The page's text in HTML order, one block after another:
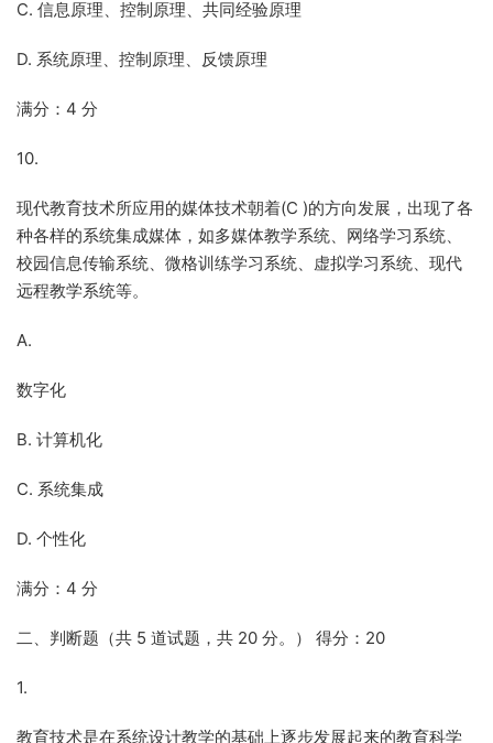
C. 信息原理、控制原理、共同经验原理
D. 系统原理、控制原理、反馈原理
满分：4 分
10.
现代教育技术所应用的媒体技术朝着(C )的方向发展，出现了各
种各样的系统集成媒体，如多媒体教学系统、网络学习系统、
校园信息传输系统、微格训练学习系统、虚拟学习系统、现代
远程教学系统等。
A.
数字化
B. 计算机化
C. 系统集成
D. 个性化
满分：4 分
二、判断题（共 5 道试题，共 20 分。） 得分：20
1.
教育技术是在系统设计教学的基础上逐步发展起来的教育科学